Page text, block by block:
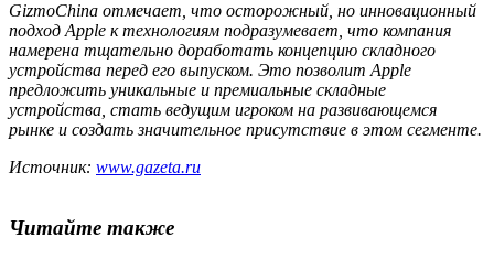
GizmoChina отмечает, что осторожный, но инновационный
подход Apple к технологиям подразумевает, что компания
намерена тщательно доработать концепцию складного
устройства перед его выпуском. Это позволит Apple
предложить уникальные и премиальные складные
устройства, стать ведущим игроком на развивающемся
рынке и создать значительное присутствие в этом сегменте.
Источник: www.gazeta.ru
Читайте также